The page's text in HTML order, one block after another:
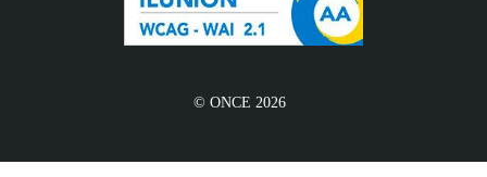
© ONCE 2026